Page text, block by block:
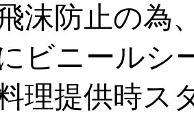
飛沫防止の
ビニールシ
料理提供時